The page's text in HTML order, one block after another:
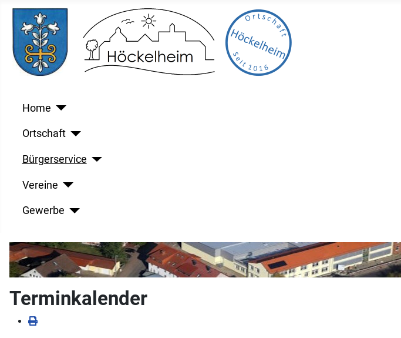
Home
Ortschaft
Bürgerservice
Vereine
Gewerbe
Terminkalender